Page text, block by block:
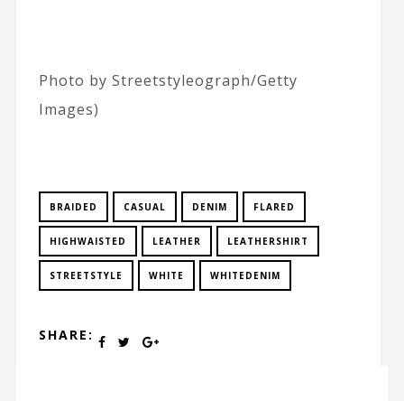
Photo by Streetstyleograph/Getty
Images)
BRAIDED CASUAL DENIM FLARED
HIGHWAISTED LEATHER LEATHERSHIRT
STREETSTYLE WHITE WHITEDENIM
SHARE: